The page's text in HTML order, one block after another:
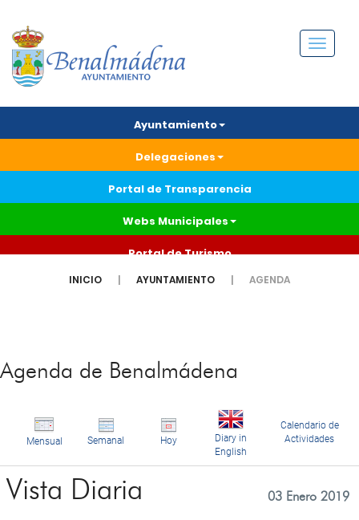
Menú
Ayuntamiento
Delegaciones
Portal de Transparencia
Webs Municipales
Portal de Turismo
INICIO AYUNTAMIENTO AGENDA
Agenda de Benalmádena
Mensual Semanal Hoy
Diary in
English
Calendario de
Actividades
Vista Diaria 03 Enero 2019